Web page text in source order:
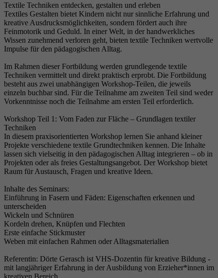
Textile Techniken entdecken, gestalten und erleben
Textiles Gestalten bietet Kindern nicht nur sinnliche Erfahrung und
kreative Ausdrucksmöglichkeiten, sondern fördert auch ihre
Feinmotorik und Geduld. In einer Welt, in der handwerkliches
Wissen zunehmend verloren geht, bieten textile Techniken wertvolle
Impulse für den pädagogischen Alltag.
Im Rahmen dieser Fortbildung werden grundlegende textile
Techniken vermittelt und direkt praktisch erprobt. Die Fortbildung
besteht aus zwei unabhängigen Workshop-Teilen, die jeweils
einzeln buchbar sind. Für die Teilnahme am zweiten Teil sind weder
Vorkenntnisse noch die Teilnahme am ersten Teil erforderlich.
Workshop Teil 1: Vom Faden zur Fläche – Grundlagen textiler
Techniken
In diesem praxisorientierten Workshop lernen Sie anhand kleiner
Projekte verschiedene textile Grundtechniken kennen. Die Inhalte
lassen sich vielseitig in den pädagogischen Alltag integrieren – ob in
Projekten oder als freies Gestaltungsangebot. Der Workshop bietet
Raum für Austausch, Fragen und kreative Ideen.
Inhalte des Seminars:
Einführung in Fasern und Fäden: Eigenschaften erkennen und
unterscheiden
Wickeln und Schnüren
Kordeln drehen, Knüpfen und Flechten
Erste einfache Stickmuster
Weben mit einfachen Rahmen oder Alltagsmaterialien
Referentin: Dörte Gerasch ist VHS-Dozentin für kreative Bildung -
mit langjähriger Erfahrung in der Ausbildung von Erzieher*innen im
kreativen Bereich.